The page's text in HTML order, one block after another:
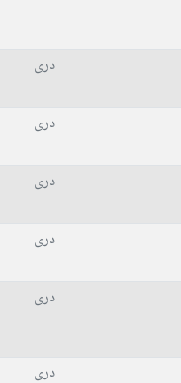
دری
دری
دری
دری
دری
دری